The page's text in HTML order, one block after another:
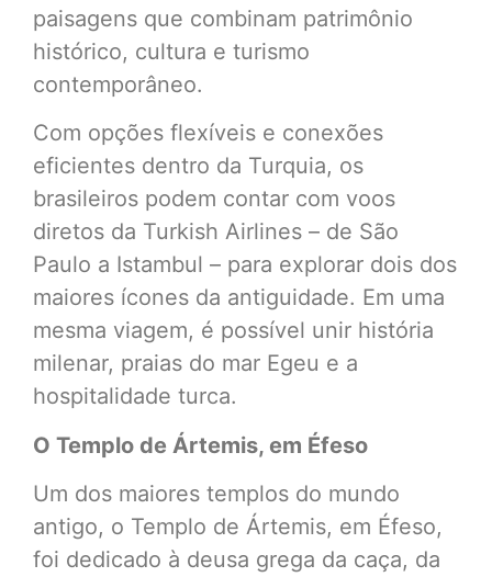
paisagens que combinam patrimônio
histórico, cultura e turismo
contemporâneo.
Com opções flexíveis e conexões
eficientes dentro da Turquia, os
brasileiros podem contar com voos
diretos da Turkish Airlines – de São
Paulo a Istambul – para explorar dois dos
maiores ícones da antiguidade. Em uma
mesma viagem, é possível unir história
milenar, praias do mar Egeu e a
hospitalidade turca.
O Templo de Ártemis, em Éfeso
Um dos maiores templos do mundo
antigo, o Templo de Ártemis, em Éfeso,
foi dedicado à deusa grega da caça, da